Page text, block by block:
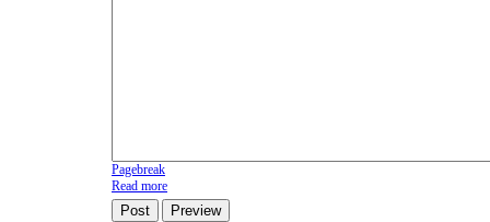
Pagebreak
Read more
Post Preview